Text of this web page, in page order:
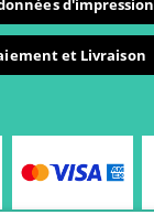
d'impression
et Livraison